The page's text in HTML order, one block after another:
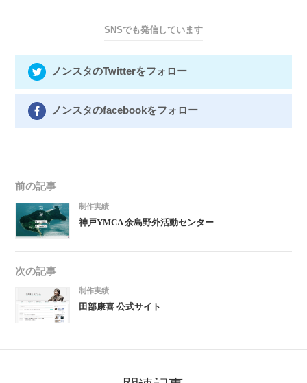
SNSでも発信しています
ノンスタのTwitterをフォロー
ノンスタのfacebookをフォロー
前の記事
制作実績
神戸YMCA 余島野外活動センター
次の記事
制作実績
田部康喜 公式サイト